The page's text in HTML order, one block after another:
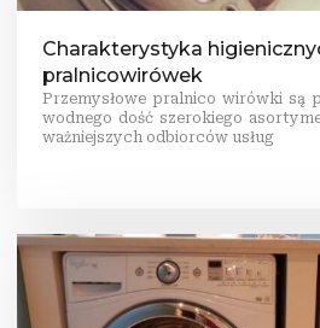
Charakterystyka
pralnicowirówek
Przemysłowe pralnico wirówki są
wodnego dość szerokiego
ważniejszych odbiorców usług